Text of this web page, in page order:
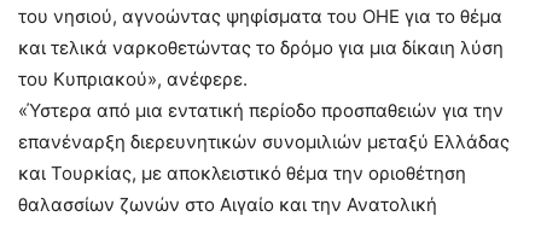
του νησιού, αγνοώντας ψηφίσματα του ΟΗΕ για το θέμα
και τελικά ναρκοθετώντας το δρόμο για μια δίκαιη λύση
του Κυπριακού», ανέφερε.
«Ύστερα από μια εντατική περίοδο προσπαθειών για την
επανέναρξη διερευνητικών συνομιλιών μεταξύ Ελλάδας
και Τουρκίας, με αποκλειστικό θέμα την οριοθέτηση
θαλασσίων ζωνών στο Αιγαίο και την Ανατολική